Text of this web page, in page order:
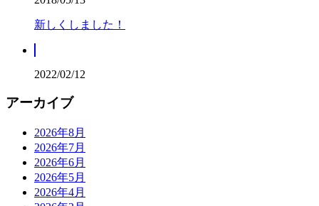
新しくしました！
2022/02/12
アーカイブ
2026年8月
2026年7月
2026年6月
2026年5月
2026年4月